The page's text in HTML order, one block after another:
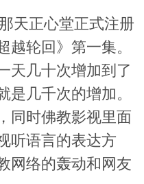
天正心堂正式注册
越轮回》第一集。
天几十次增加到了
是几千次的增加。
同时佛教影视里面
听语言的表达方
网络的轰动和网友